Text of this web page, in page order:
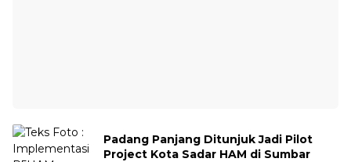
Padang Panjang Ditunjuk Jadi Pilot
Project Kota Sadar HAM di Sumbar